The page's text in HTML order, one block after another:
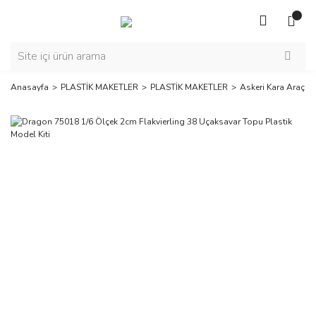
Anasayfa PLASTİK MAKETLER PLASTİK MAKETLER Askeri Kara